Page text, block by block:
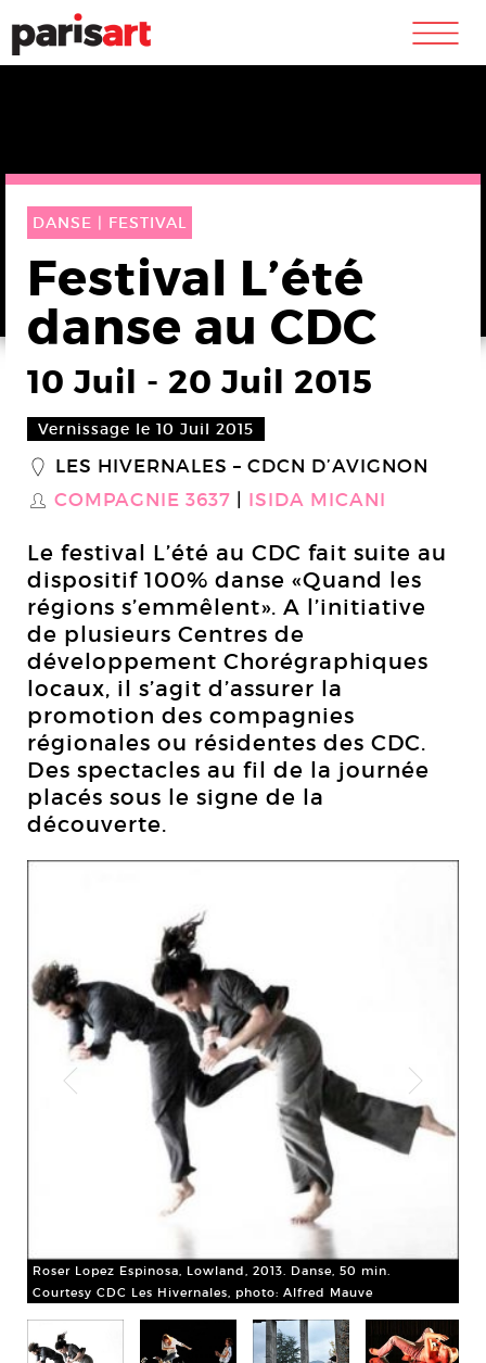
m
DANSE | FESTIVAL
Festival L’été
danse au CDC
10 Juil - 20 Juil 2015
Vernissage le 10 Juil 2015
_ LES HIVERNALES – CDCN D’AVIGNON
S COMPAGNIE 3637 ISIDA MICANI
Le festival L’été au CDC fait suite au
dispositif 100% danse «Quand les
régions s’emmêlent». A l’initiative
de plusieurs Centres de
développement Chorégraphiques
locaux, il s’agit d’assurer la
promotion des compagnies
régionales ou résidentes des CDC.
Des spectacles au fil de la journée
placés sous le signe de la
découverte.
Roser Lopez Espinosa, Lowland, 2013. Danse, 50 min.
Courtesy CDC Les Hivernales, photo: Alfred Mauve